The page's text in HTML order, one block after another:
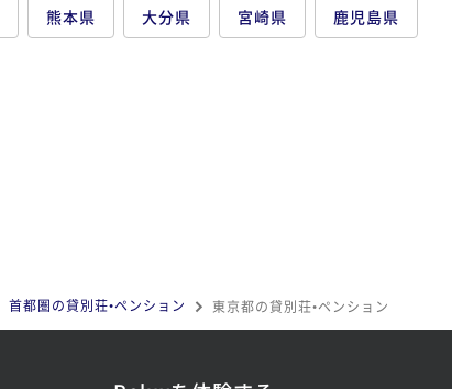
熊本県 大分県 宮崎県 鹿児島県
首都圏の貸別荘•ペンション 東京都の貸別荘•ペンション